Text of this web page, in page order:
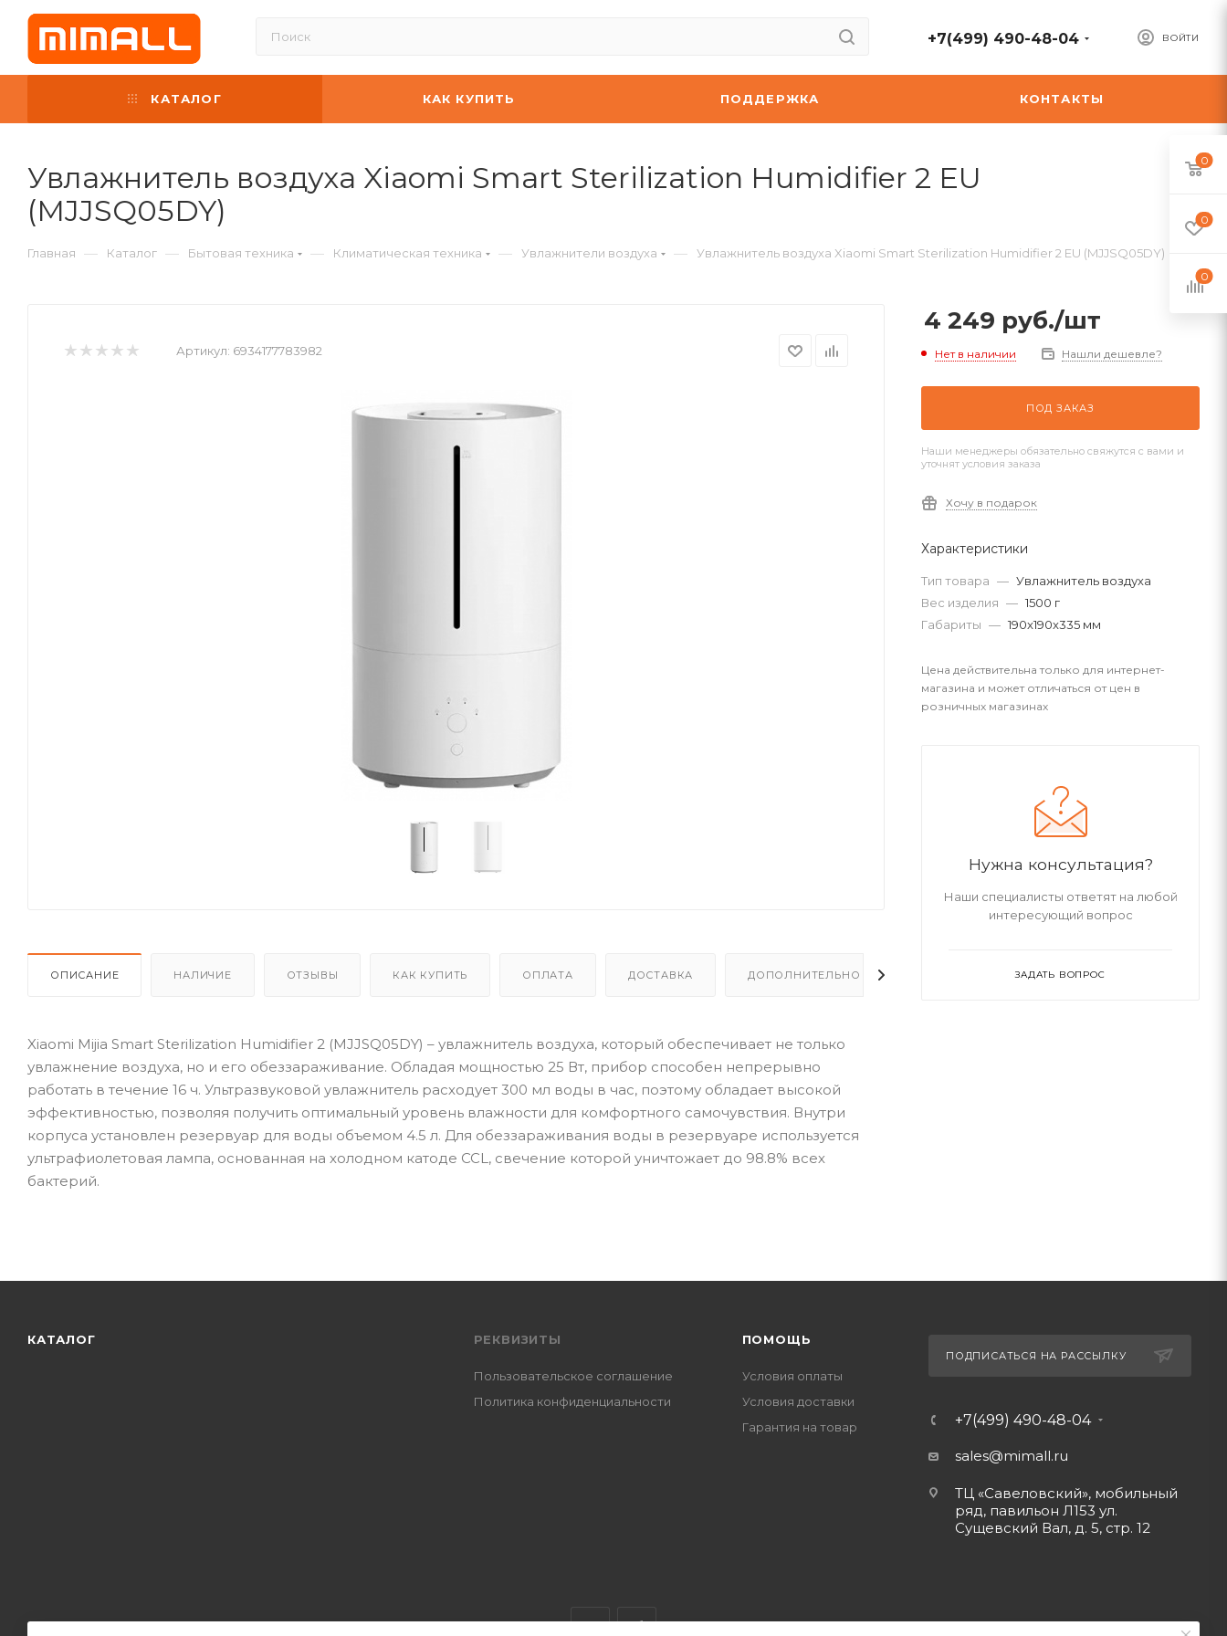
ВОЙТИ
+7(499) 490-48-04
КАТАЛОГ КАК КУПИТЬ ПОДДЕРЖКА КОНТАКТЫ
Увлажнитель воздуха Xiaomi Smart Sterilization Humidifier 2 EU
(MJJSQ05DY)
Главная — Каталог — Бытовая техника — Климатическая техника — Увлажнители воздуха — Увлажнитель воздуха Xiaomi Smart Sterilization Humidifier 2 EU (MJJSQ05DY)
Артикул: 6934177783982
ОПИСАНИЕ НАЛИЧИЕ ОТЗЫВЫ КАК КУПИТЬ ОПЛАТА ДОСТАВКА ДОПОЛНИТЕЛЬНО
Xiaomi Mijia Smart Sterilization Humidifier 2 (MJJSQ05DY) – увлажнитель воздуха, который обеспечивает не только
увлажнение воздуха, но и его обеззараживание. Обладая мощностью 25 Вт, прибор способен непрерывно
работать в течение 16 ч. Ультразвуковой увлажнитель расходует 300 мл воды в час, поэтому обладает высокой
эффективностью, позволяя получить оптимальный уровень влажности для комфортного самочувствия. Внутри
корпуса установлен резервуар для воды объемом 4.5 л. Для обеззараживания воды в резервуаре используется
ультрафиолетовая лампа, основанная на холодном катоде CCL, свечение которой уничтожает до 98.8% всех
бактерий.
4 249 руб./шт
Нет в наличии Нашли дешевле?
ПОД ЗАКАЗ
Наши менеджеры обязательно свяжутся с вами и
уточнят условия заказа
Хочу в подарок
Характеристики
Тип товара — Увлажнитель воздуха
Вес изделия — 1500 г
Габариты — 190x190x335 мм
Цена действительна только для интернет-
магазина и может отличаться от цен в
розничных магазинах
Нужна консультация?
Наши специалисты ответят на любой
интересующий вопрос
ЗАДАТЬ ВОПРОС
КАТАЛОГ РЕКВИЗИТЫ
Пользовательское соглашение
Политика конфиденциальности
ПОМОЩЬ
Условия оплаты
Условия доставки
Гарантия на товар
ПОДПИСАТЬСЯ НА РАССЫЛКУ
+7(499) 490-48-04
sales@mimall.ru
ТЦ «Савеловский», мобильный
ряд, павильон Л153 ул.
Сущевский Вал, д. 5, стр. 12
0
0
0